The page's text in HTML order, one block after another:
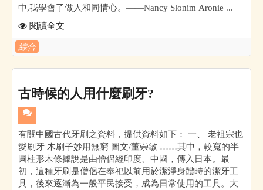
中,我學會了做人和同情心。——Nancy Slonim Aronie ...
閱讀全文
綜合
古時候的人用什麼刷牙?
有關中國古代牙刷之資料，提供資料如下： 一、 老祖宗也
愛刷牙 木刷子妙用無窮 圖文/董崇敏 ……其中，較寬的半
圓柱形木條據說是由僧侶經印度、中國，傳入日本。最
初，這種牙刷是僧侶在奉祀以前用於潔淨身體時的潔牙工
具，後來逐漸為一般平民接受，成為日常使用的工具。大